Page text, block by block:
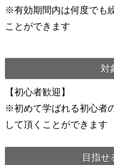
※有効期間内は何度でも
ことができます
対
【初心者歓迎】
※初めて学ばれる初心者
して頂くことができます
目指せ